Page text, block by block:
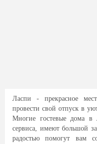
Ласпи - прекрасное
провести свой отпуск в
Многие гостевые дома в
сервиса, имеют большой
радостью помогут вам